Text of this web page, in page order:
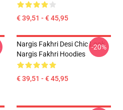
€ 39,51 - € 45,95
Nargis Fakhri Desi Chic Look
Nargis Fakhri Hoodies
€ 39,51 - € 45,95
-20%